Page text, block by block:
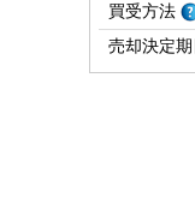
買受方法
売却決定期